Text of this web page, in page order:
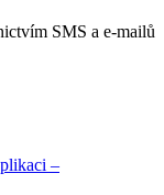
SMS a e-mailů
–